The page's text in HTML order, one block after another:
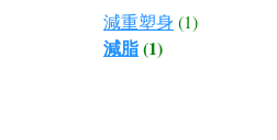
減重塑身 (1)
減脂(1)